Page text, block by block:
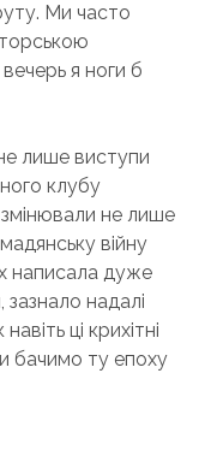
Ми часто
я ноги б
лише виступи
клубу
змінювали не лише
війну
написала дуже
надалі
ці крихітні
бачимо ту епоху